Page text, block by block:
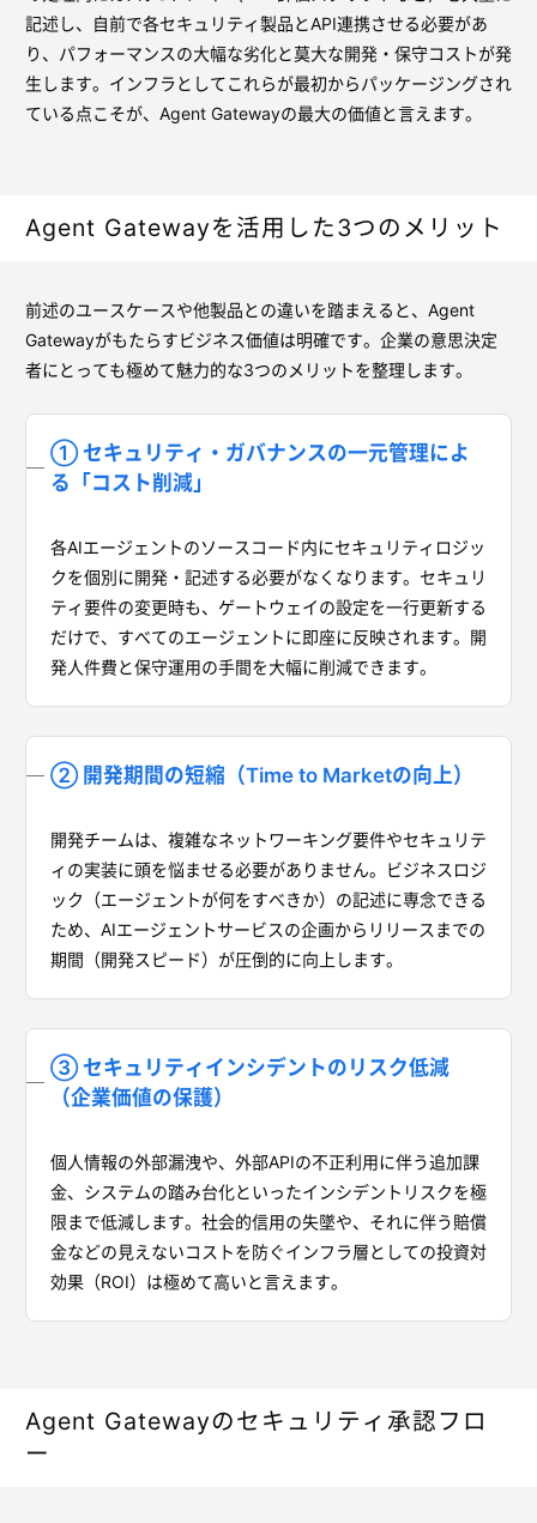
記述し、自前で各セキュリティ製品とAPI連携させる必要があ
り、パフォーマンスの大幅な劣化と莫大な開発・保守コストが発
生します。インフラとしてこれらが最初からパッケージングされ
ている点こそが、Agent Gatewayの最大の価値と言えます。
Agent Gatewayを活用した3つのメリット
前述のユースケースや他製品との違いを踏まえると、Agent
Gatewayがもたらすビジネス価値は明確です。企業の意思決定
者にとっても極めて魅力的な3つのメリットを整理します。
① セキュリティ・ガバナンスの一元管理によ
る「コスト削減」
各AIエージェントのソースコード内にセキュリティロジッ
クを個別に開発・記述する必要がなくなります。セキュリ
ティ要件の変更時も、ゲートウェイの設定を一行更新する
だけで、すべてのエージェントに即座に反映されます。開
発人件費と保守運用の手間を大幅に削減できます。
② 開発期間の短縮（Time to Marketの向上）
開発チームは、複雑なネットワーキング要件やセキュリテ
ィの実装に頭を悩ませる必要がありません。ビジネスロジ
ック（エージェントが何をすべきか）の記述に専念できる
ため、AIエージェントサービスの企画からリリースまでの
期間（開発スピード）が圧倒的に向上します。
③ セキュリティインシデントのリスク低減
（企業価値の保護）
個人情報の外部漏洩や、外部APIの不正利用に伴う追加課
金、システムの踏み台化といったインシデントリスクを極
限まで低減します。社会的信用の失墜や、それに伴う賠償
金などの見えないコストを防ぐインフラ層としての投資対
効果（ROI）は極めて高いと言えます。
Agent Gatewayのセキュリティ承認フロ
ー